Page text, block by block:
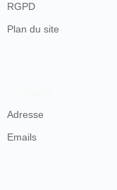
RGPD
Plan du site
Adresse
Emails